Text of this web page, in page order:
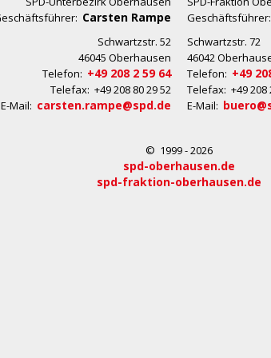
Carsten Rampe
Schwartzstr. 52
46045 Oberhausen
Telefon: +49 208 2 59 64
Telefax: +49 208 80 29 52
E-Mail: carsten.rampe@spd.de
Geschäftsführer:
Schwartzstr. 72
46042
Telefon: +49
Telefax: +49 208
E-Mail:
© 1999 - 2026
spd-oberhausen.de
spd-fraktion-oberhausen.de